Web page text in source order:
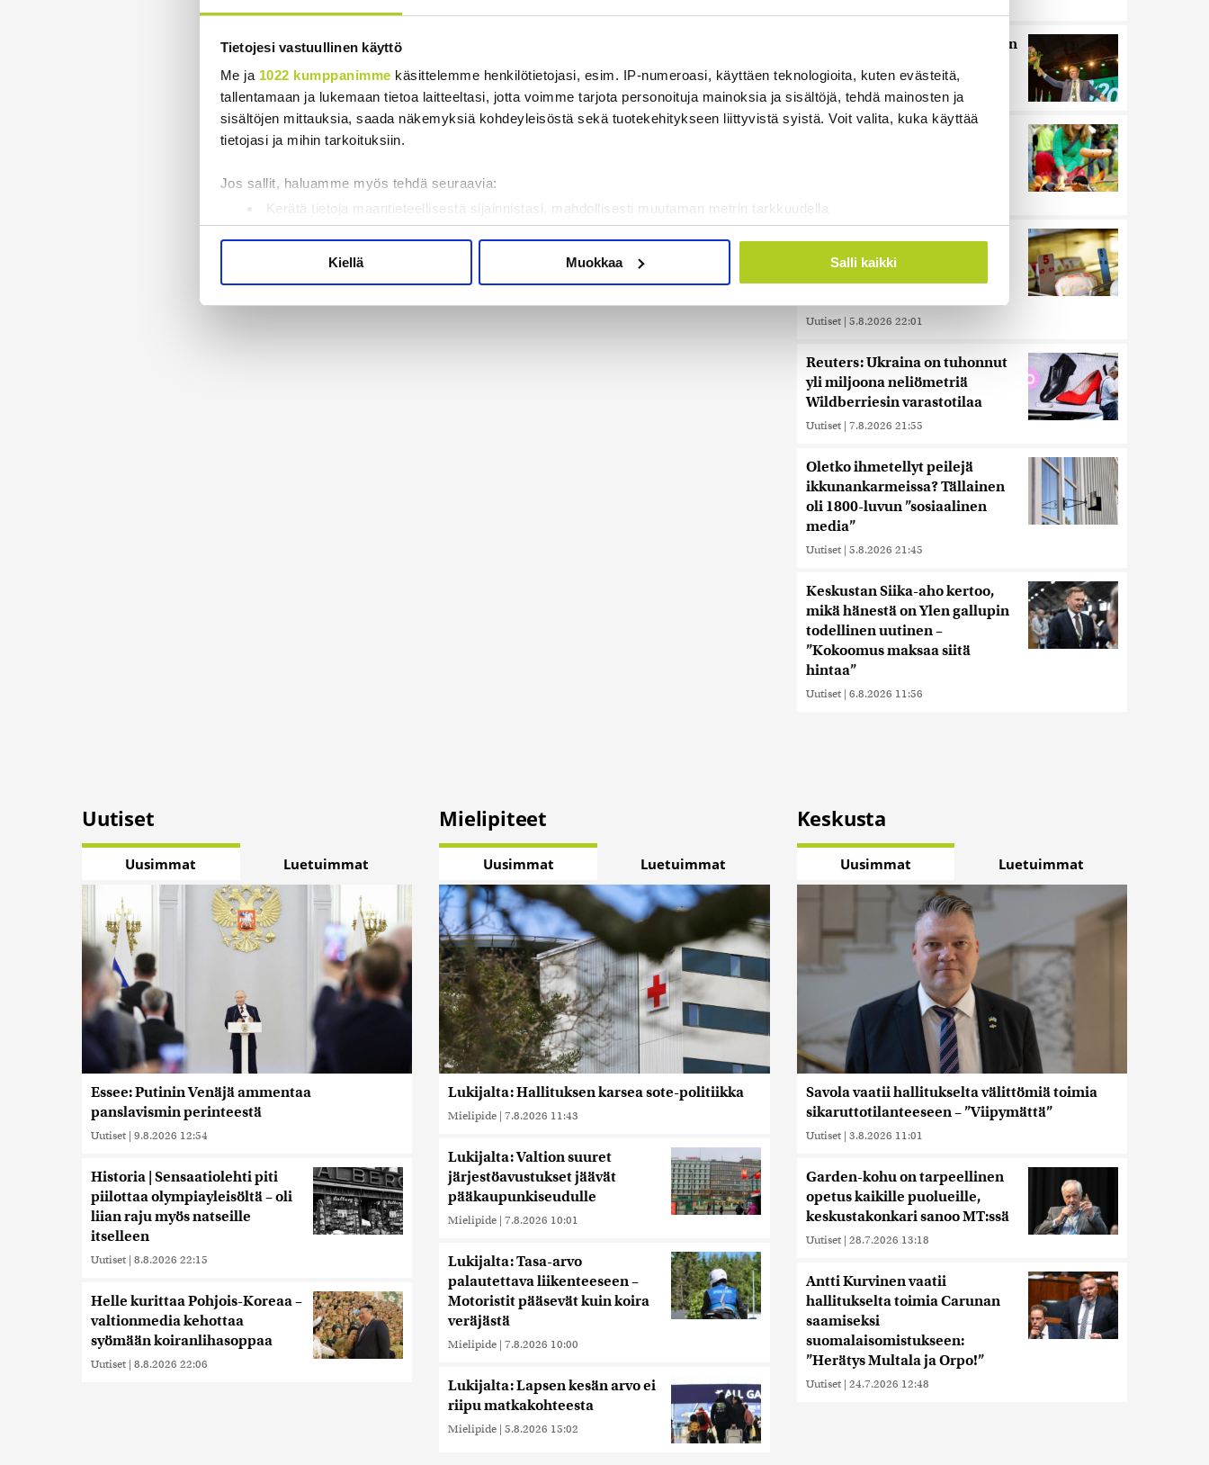
Tietojesi vastuullinen käyttö
Me ja 1022 kumppanimme käsittelemme henkilötietojasi, esim. IP-numeroasi, käyttäen teknologioita, kuten evästeitä,
tallentamaan ja lukemaan tietoa laitteeltasi, jotta voimme tarjota personoituja mainoksia ja sisältöjä, tehdä mainosten ja
sisältöjen mittauksia, saada näkemyksiä kohdeyleisöstä sekä tuotekehitykseen liittyvistä syistä. Voit valita, kuka käyttää
tietojasi ja mihin tarkoituksiin.
Jos sallit, haluamme myös tehdä seuraavia:
Kerätä tietoja maantieteellisestä sijainnistasi, mahdollisesti muutaman metrin tarkkuudella
Tunnistaa laitteesi skannaamalla sen ominaispiirteitä aktiivisesti (sormenjäljen muodostaminen)
Lue lisää siitä, miten henkilötietojasi käsitellään ja miten voit määrittää asetuksesi
. Voit muuttaa
Käytämme evästeitä tarjoamamme sisällön ja mainosten räätälöimiseen, sosiaalisen median ominaisuuksien tukemiseen
kumppaneillemme tietoja siitä, miten käytät sivustoamme. Kumppanimme voivat yhdistää näitä tietoja muihin tietoihin, joita
olet antanut heille tai joita on kerätty, kun olet käyttänyt heidän palvelujaan. Tietoja saatetaan myös siirtää ulkomaille.
Kiellä Muokkaa Salli kaikki
HS: Kaikkonen puoluejohtajien
Uutiset
Nämä ihmiset sairastuvat
muita herkemmin sydän- ja
Uutiset | 5.8.2026 22:01
Reuters: Ukraina on tuhonnut
yli miljoona neliömetriä
Wildberriesin varastotilaa
Uutiset | 7.8.2026 21:55
Oletko ihmetellyt peilejä
ikkunankarmeissa? Tällainen
oli 1800-luvun ”sosiaalinen
media”
Uutiset | 5.8.2026 21:45
Keskustan Siika-aho kertoo,
mikä hänestä on Ylen gallupin
todellinen uutinen –
”Kokoomus maksaa siitä
hintaa”
Uutiset | 6.8.2026 11:56
Uutiset
Uusimmat Luetuimmat
Essee: Putinin Venäjä ammentaa
panslavismin perinteestä
Uutiset | 9.8.2026 12:54
Historia | Sensaatiolehti piti
piilottaa olympiayleisöltä – oli
liian raju myös natseille
itselleen
Uutiset | 8.8.2026 22:15
Helle kurittaa Pohjois-Koreaa –
valtionmedia kehottaa
syömään koiranlihasoppaa
Uutiset | 8.8.2026 22:06
Mielipiteet
Uusimmat Luetuimmat
Lukijalta: Hallituksen karsea sote-politiikka
Mielipide | 7.8.2026 11:43
Lukijalta: Valtion suuret
järjestöavustukset jäävät
pääkaupunkiseudulle
Mielipide | 7.8.2026 10:01
Lukijalta: Tasa-arvo
palautettava liikenteeseen –
Motoristit pääsevät kuin koira
veräjästä
Mielipide | 7.8.2026 10:00
Lukijalta: Lapsen kesän arvo ei
riipu matkakohteesta
Mielipide | 5.8.2026 15:02
Keskusta
Uusimmat Luetuimmat
Savola vaatii hallitukselta välittömiä toimia
sikaruttotilanteeseen – ”Viipymättä”
Uutiset | 3.8.2026 11:01
Garden-kohu on tarpeellinen
opetus kaikille puolueille,
keskustakonkari sanoo MT:ssä
Uutiset | 28.7.2026 13:18
Antti Kurvinen vaatii
hallitukselta toimia Carunan
saamiseksi
suomalaisomistukseen:
”Herätys Multala ja Orpo!”
Uutiset | 24.7.2026 12:48